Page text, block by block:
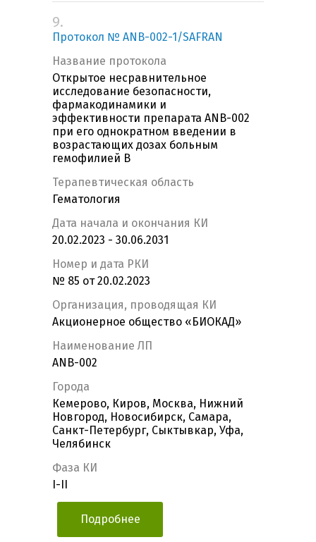
9.
Протокол № ANB-002-1/SAFRAN
Название протокола
Открытое несравнительное
исследование безопасности,
фармакодинамики и
эффективности препарата ANB-002
при его однократном введении в
возрастающих дозах больным
гемофилией B
Терапевтическая область
Гематология
Дата начала и окончания КИ
20.02.2023 - 30.06.2031
Номер и дата РКИ
№ 85 от 20.02.2023
Организация, проводящая КИ
Акционерное общество «БИОКАД»
Наименование ЛП
ANB-002
Города
Кемерово, Киров, Москва, Нижний
Новгород, Новосибирск, Самара,
Санкт-Петербург, Сыктывкар, Уфа,
Челябинск
Фаза КИ
I-II
Подробнее